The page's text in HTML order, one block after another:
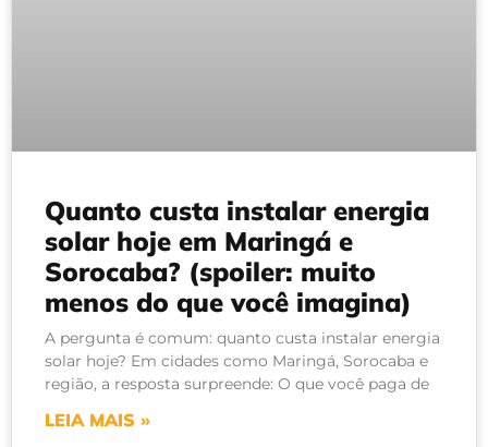
Quanto custa instalar energia
solar hoje em Maringá e
Sorocaba? (spoiler: muito
menos do que você imagina)
A pergunta é comum: quanto custa instalar energia
solar hoje? Em cidades como Maringá, Sorocaba e
região, a resposta surpreende: O que você paga de
LEIA MAIS »